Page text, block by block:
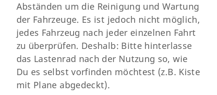
Abständen um die Reinigung und Wartung
der Fahrzeuge. Es ist jedoch nicht möglich,
jedes Fahrzeug nach jeder einzelnen Fahrt
zu überprüfen. Deshalb: Bitte hinterlasse
das Lastenrad nach der Nutzung so, wie
Du es selbst vorfinden möchtest (z.B. Kiste
mit Plane abgedeckt).